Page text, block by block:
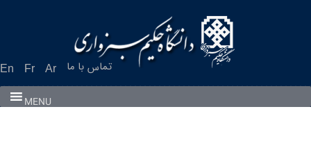
En Fr Ar تماس با ما
MENU